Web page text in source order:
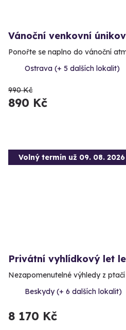
Vánoční venkovní
Ponořte se naplno do vánoční
Ostrava (+ 5 dalších lokalit)
990 Kč
890 Kč
Volný termín už 09. 08. 2026
Privátní vyhlídkový let
Nezapomenutelné výhledy z
Beskydy (+ 6 dalších lokalit)
8 170 Kč